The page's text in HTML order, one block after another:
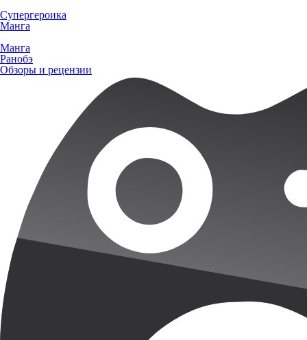
Супергероика
Манга
Манга
Ранобэ
Обзоры и рецензии